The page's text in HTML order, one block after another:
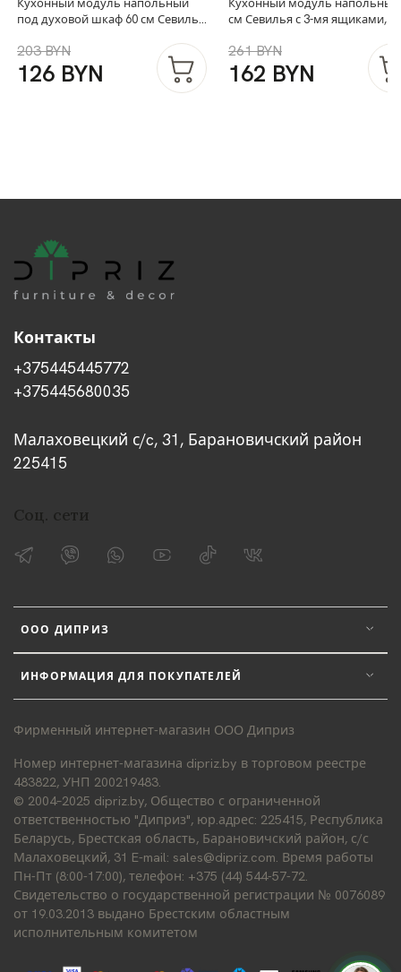
под духовой шкаф 60 см Севилья
белый
203 BYN
126 BYN
см Севилья с 3-мя ящиками, со
261 BYN
162 BYN
ООО ДИПРИЗ
ИНФОРМАЦИЯ ДЛЯ ПОКУПАТЕЛЕЙ
Контакты
+375445445772
+375445680035
Малаховецкий с/c, 31, Барановичский район
225415
Соц. сети
Фирменный интернет-магазин ООО Диприз
Номер интернет-магазина dipriz.by в торговом реестре
483822, УНП 200219483.
© 2004–2025 dipriz.by, Общество с ограниченной
ответственностью "Диприз", юр.адрес: 225415, Республика
Беларусь, Брестская область, Барановичский район, с/с
Малаховецкий, 31 E-mail: sales@dipriz.com. Время работы
Пн-Пт (8:00-17:00), телефон: +375 (44) 544-57-72.
Свидетельство о государственной регистрации № 0076089
от 19.03.2013 выдано Брестским областным
исполнительным комитетом